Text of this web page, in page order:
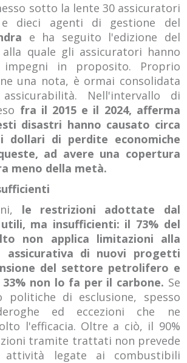
sotto la lente 30 assicuratori
e dieci agenti di gestione del
e ha seguito l'edizione del
quale gli assicuratori hanno
in proposito. Proprio
una nota, è ormai consolidata
Nell'intervallo di
fra il 2015 e il 2024, afferma
disastri hanno causato circa
dollari di perdite economiche
ad avere una copertura
meno della metà.
le restrizioni adottate dal
ma insufficienti: il 73% del
non applica limitazioni alla
assicurativa di nuovi progetti
del settore petrolifero e
non lo fa per il carbone. Se
politiche di esclusione, spesso
ed eccezioni che ne
l'efficacia. Oltre a ciò, il 90%
tramite trattati non prevede
attività legate ai combustibili